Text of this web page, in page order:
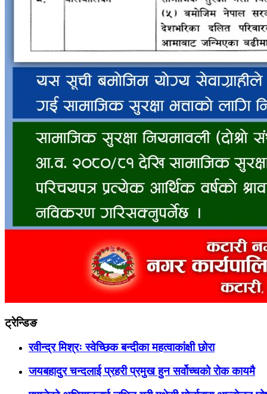
ट्रेन्डिङ
रवीन्द्र मिश्रः स्वेच्छिक बन्दीका महत्वाकांक्षी छोरा
जयबहादुर चन्दलाई प्रहरी प्रमुख हुन सर्वोच्चको रोक कायमै